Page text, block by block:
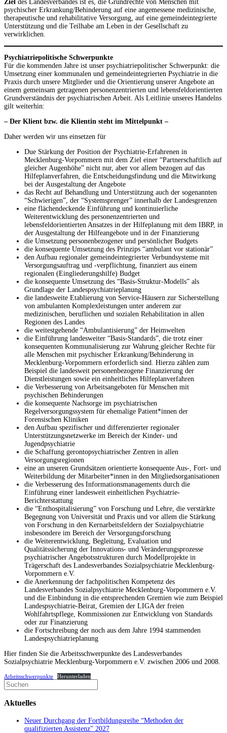
Ziel des Landesverbandes ist es, die Grundrechte von Menschen mit
psychischer Erkrankung/Behinderung auf eine angemessene medizinische,
therapeutische und rehabilitative Versorgung, auf eine gemeindeintegrierte
Unterstützung und die Teilhabe am Leben in der Gesellschaft zu
verwirklichen.
Psychiatriepolitische Schwerpunkte
Für die kommenden Jahre ist unser psychiatriepolitischer Schwerpunkt: die
Umsetzung einer kommunalen und gemeindeintegrierten Psychiatrie in die
Praxis durch unsere Mitglieder und die Orientierung unserer Angebote an
einem gemeinsam getragenen personenzentrierten und lebensfeldorientierten
Grundverständnis der psychiatrischen Arbeit. Als Leitlinie unseres Handelns
gilt weiterhin:
– Der Klient bzw. die Klientin steht im Mittelpunkt –
Daher werden wir uns einsetzen für
Due Stärkung der Position der Psychiatrie-Erfahrenen in
Mecklenburg-Vorpommern mit dem Ziel einer “Partnerschaftlich auf
gleicher Augenhöhe” nicht nur, aber vor allem bezogen auf das
Hilfeplanverfahren, die Entscheidungsfindung und die Mitwirkung
bei der Ausgestaltung der Angebote
das Recht auf Behandlung und Unterstützung auch der sogenannten
“Schwierigen”, der “Systemsprenger” innerhalb der Landesgrenzen
eine flächendeckende Einführung und kontinuierliche
Weiterentwicklung des personenzentrierten und
lebensfeldorientierten Ansatzes in der Hilfeplanung mit dem IBRP, in
der Ausgestaltung der Hilfeangebote und in der Finanzierung
die Umsetzung personenbezogener und persönlicher Budgets
die konsequente Umsetzung des Prinzips “ambulant vor stationär”
den Aufbau regionaler gemeindeintegrierter Verbundsysteme mit
Versorgungsauftrag und -verpflichtung, finanziert aus einem
regionalen (Eingliederungshilfe) Budget
die konsequente Umsetzung des “Basis-Struktur-Modells” als
Grundlage der Landespsychiatrieplanung
die landesweite Etablierung von Service-Häusern zur Sicherstellung
von ambulanten Komplexleistungen unter anderem zur
medizinischen, beruflichen und sozialen Rehabilitation in allen
Regionen des Landes
die weitestgehende “Ambulantisierung” der Heimwelten
die Einführung landesweiter “Basis-Standards”, die trotz einer
konsequenten Kommunalisierung zur Wahrung gleicher Rechte für
alle Menschen mit psychischer Erkrankung/Behinderung in
Mecklenburg-Vorpommern erforderlich sind. Hierzu zählen zum
Beispiel die landesweit personenbezogene Finanzierung der
Dienstleistungen sowie ein einheitliches Hilfeplanverfahren
die Verbesserung von Arbeitsangeboten für Menschen mit
psychischen Behinderungen
die konsequente Nachsorge im psychiatrischen
Regelversorgungssystem für ehemalige Patient*innen der
Forensischen Kliniken
den Aufbau spezifischer und differenzierter regionaler
Unterstützungsnetzwerke im Bereich der Kinder- und
Jugendpsychiatrie
die Schaffung gerontopsychiatrischer Zentren in allen
Versorgungsregionen
eine an unseren Grundsätzen orientierte konsequente Aus-, Fort- und
Weiterbildung der Mitarbeiter*innen in den Mitgliedsorganisationen
die Verbesserung des Informationsmanagements durch die
Einführung einer landesweit einheitlichen Psychiatrie-
Berichterstattung
die “Enthospitalisierung” von Forschung und Lehre, die verstärkte
Begegnung von Universität und Praxis und vor allem die Stärkung
von Forschung in den Kernarbeitsfeldern der Sozialpsychiatrie
insbesondere im Bereich der Versorgungsforschung
die Weiterentwicklung, Begleitung, Evaluation und
Qualitätssicherung der Innovations- und Veränderungsprozesse
psychiatrischer Angebotsstrukturen durch Modellprojekte in
Trägerschaft des Landesverbandes Sozialpsychiatrie Mecklenburg-
Vorpommern e.V.
die Anerkennung der fachpolitischen Kompetenz des
Landesverbandes Sozialpsychiatrie Mecklenburg-Vorpommern e.V.
und die Einbindung in die entsprechenden Gremien wie zum Beispiel
Landespsychiatrie-Beirat, Gremien der LIGA der freien
Wohlfahrtspflege, Kommissionen zur Entwicklung von Standards
oder zur Finanzierung
die Fortschreibung der noch aus dem Jahre 1994 stammenden
Landespsychiatrieplanung
Hier finden Sie die Arbeitsschwerpunkte des Landesverbandes
Sozialpsychiatrie Mecklenburg-Vorpommern e.V. zwischen 2006 und 2008.
Arbeitsschwerpunkte Herunterladen
Suchen
nach:
Aktuelles
Neuer Durchgang der Fortbildungsreihe “Methoden der
qualifizierten Assistenz” 2027